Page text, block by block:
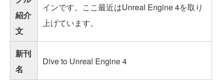
紹介
文
インです。ここ最近はUnreal Engine 4を取り
上げています。
新刊
名
Dive to Unreal Engine 4